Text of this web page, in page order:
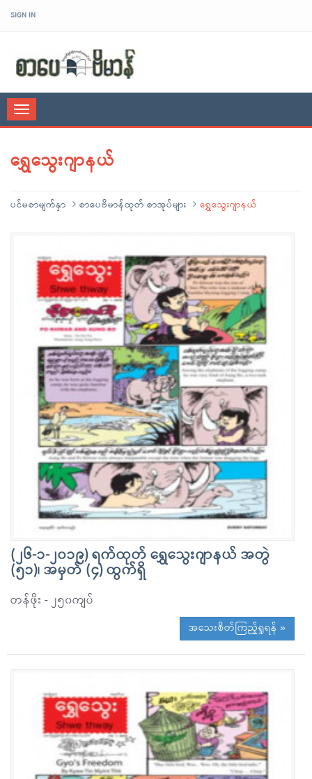
SIGN IN
Toggle
navigation
ရွှေသွေးဂျာနယ်
ပင်မစာမျက်နှာ စာပေဗိမာန်ထုတ် စာအုပ်များ ရွှေသွေးဂျာနယ်
(၂၆-၁-၂၀၁၉) ရက်ထုတ် ရွှေသွေးဂျာနယ် အတွဲ
(၅၁)၊ အမှတ် (၄) ထွက်ရှိ
တန်ဖိုး - ၂၅၀ကျပ်
အသေးစိတ်ကြည့်ရှုရန် »